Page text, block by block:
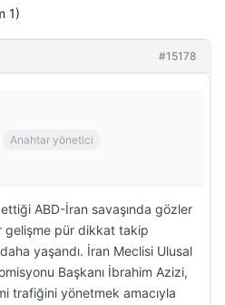
1)
#15178
Anahtar yönetici
ABD-İran savaşında gözler
gelişme pür dikkat takip
yaşandı. İran Meclisi Ulusal
Başkanı İbrahim Azizi,
trafiğini yönetmek amacıyla